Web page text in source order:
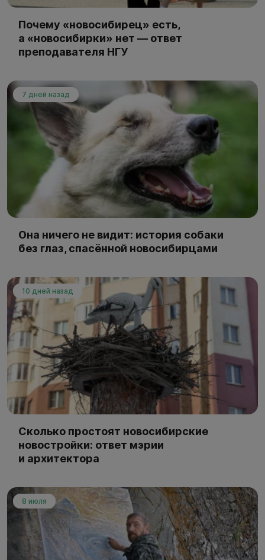
Почему «новосибирец» есть,
а «новосибирки» нет — ответ
преподавателя НГУ
7 дней назад
Она ничего не видит: история собаки
без глаз, спасённой новосибирцами
10 дней назад
Сколько простоят новосибирские
новостройки: ответ мэрии
и архитектора
8 июля